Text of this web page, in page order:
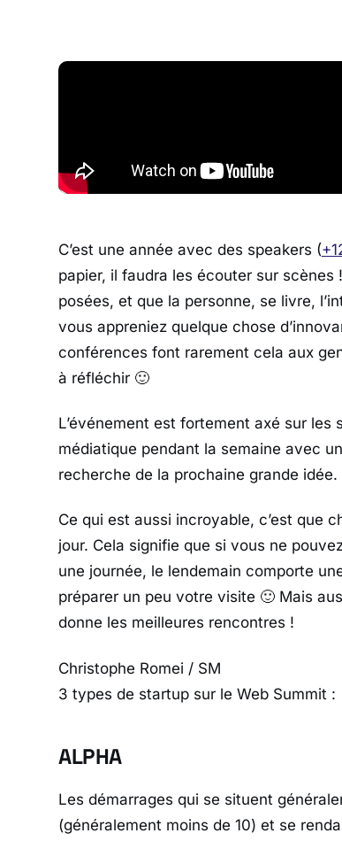
C’est une année avec des speakers (
papier, il faudra les écouter sur
posées, et que la personne, se livre,
vous appreniez quelque chose
conférences font rarement cela aux
à réfléchir 🙂
L’événement est fortement axé sur les
médiatique pendant la semaine avec
recherche de la prochaine grande idée.
Ce qui est aussi incroyable, c’est que
jour. Cela signifie que si vous ne
une journée, le lendemain comporte
préparer un peu votre visite 🙂 Mais
donne les meilleures rencontres !
Christophe Romei / SM
3 types de startup sur le Web Summit :
ALPHA
Les démarrages qui se situent
(généralement moins de 10) et se